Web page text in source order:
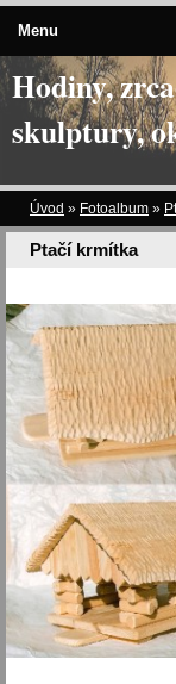
Hodiny,
skulptury,
Úvod » Fotoalbum »
Ptačí krmítka
Menu